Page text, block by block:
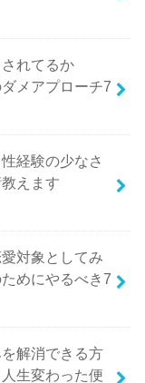
れてるか
メアプローチ7
経験の少なさ
えます
対象としてみ
めにやるべき7
解消できる方
生変わった便